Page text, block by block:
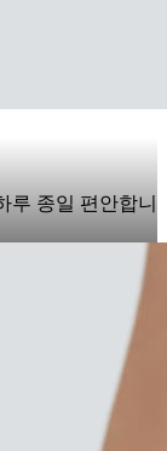
루 종일 편안합니